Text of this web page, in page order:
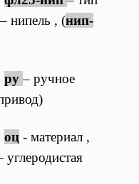
нипель , (нип-
ру– ручное
оц - материал ,
углеродистая